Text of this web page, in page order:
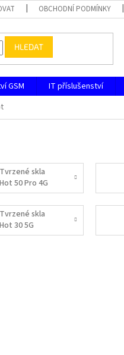
OBCHODNÍ PODMÍNKY
HLEDAT
GSM IT příslušenství
Tvrzené skla
Hot 50 Pro 4G
Tvrzené skla
Hot 30 5G